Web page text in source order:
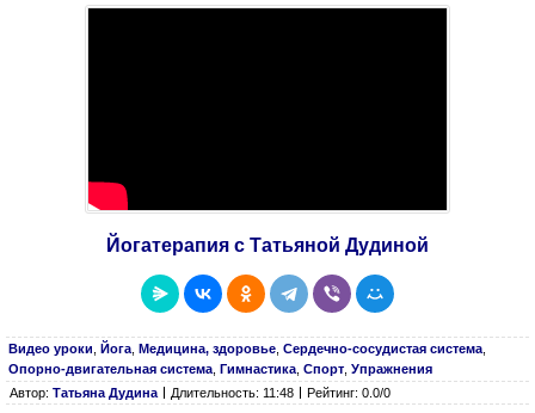
Йогатерапия с Татьяной Дудиной
Видео уроки Йога Медицина, здоровье Сердечно-сосудистая система
Опорно-двигательная система Гимнастика Спорт Упражнения
Автор: Татьяна Дудина Длительность: 11:48 Рейтинг: 0.0/0